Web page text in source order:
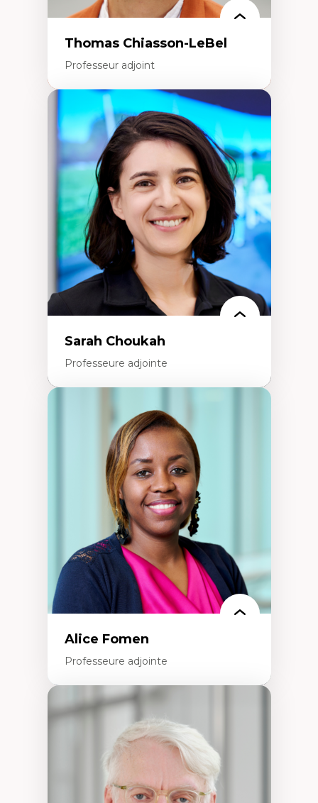
Thomas Chiasson-LeBel
Professeur adjoint
Expertises
Théories du développement
Économie politique comparée
Élites économiques
Sociologie économique
Extractivisme
Classes sociales
Mouvements sociaux
Théories de l’État
Sarah Choukah
Professeure adjointe
Démocratisation des nouvelles
technologies et biotechnologies
Données ouvertes
Bioart, programmation et électronique
créatives
Histoire sociale et culturelle des
technologies numériques
Résistances et droits numériques
Internet des objets
Métavers
Problématiques relatives à l’intelligence
artificielle, l’apprentissage machine et les
hautes technologies
Féminismes et nouvelles technologies
Alice Fomen
Professeure adjointe
Expertises
Acceptabilité, acceptation et adoption des
technologies
Technologies d'apprentissage innovantes
Insertion professionnelle du nouveau
personnel enseignant
Construction identitaire en milieu
minoritaire francophone